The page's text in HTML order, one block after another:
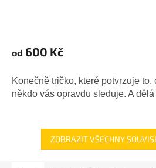
produktu
5,0
z
od 600 Kč
Konečně tričko, které potvrzuje
někdo vás opravdu sleduje. A
ZOBRAZIT VŠECHNY